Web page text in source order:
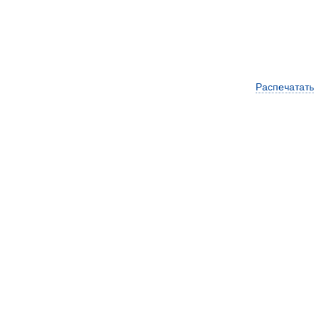
Распечатать